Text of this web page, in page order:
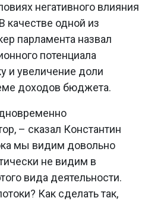
негативного влияния
качестве одной из
парламента назвал
потенциала
и увеличение доли
доходов бюджета.
– сказал Константин
мы видим довольно
не видим в
вида деятельности.
Как сделать так,